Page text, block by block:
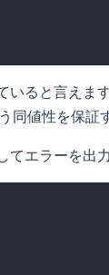
いると言えま
値性を保証
エラーを出力